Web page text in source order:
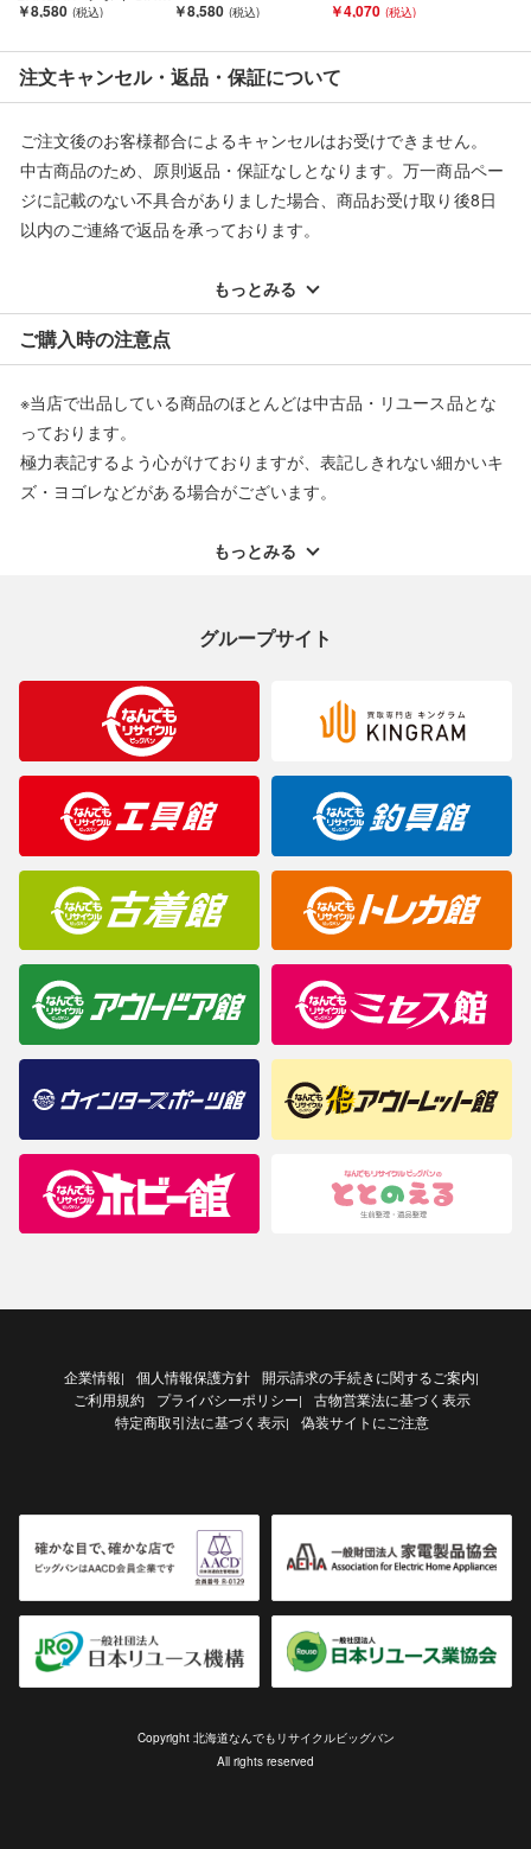
￥8,580
￥8,580
￥4,070
注文キャンセル・返品・保証について
ご注文後のお客様都合によるキャンセルはお受けできません。
中古商品のため、原則返品・保証なしとなります。万一商品ペー
ジに記載のない不具合がありました場合、商品お受け取り後8日
以内のご連絡で返品を承っております。
配送料ともに当社負担で対応いたします。
※オンラインストアで購入頂いた商品は、店頭での返品はお受け
できません。また、商品の修理及び交換に関しては承ることがで
返品・交換について
もっとみる
ご購入時の注意点
※当店で出品している商品のほとんどは中古品・リユース品とな
っております。
極力表記するよう心がけておりますが、表記しきれない細かいキ
ズ・ヨゴレなどがある場合がございます。
ご理解くださいますようお願い申し上げます。
合がございますのでご了承ください。
※表記したカラー名は、当社が判断した名称を掲載しています。
製造元が定めたカラー名と異なることもあります。色調などご不
明なことがありましたらご購入前にお問い合わせください。
商品について
もっとみる
グループサイト
企業情報| 個人情報保護方針 開示請求の手続きに関するご案内|
ご利用規約 プライバシーポリシー|
古物営業法に基づく表示
特定商取引法に基づく表示| 偽装サイトにご注意
Copyright 北海道なんでもリサイクルビッグバン
All rights reserved